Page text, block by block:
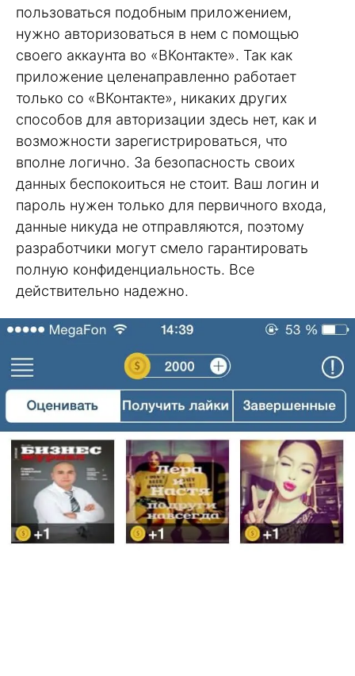
пользоваться подобным приложением,
нужно авторизоваться в нем с помощью
своего аккаунта во «ВКонтакте». Так как
приложение целенаправленно работает
только со «ВКонтакте», никаких других
способов для авторизации здесь нет, как и
возможности зарегистрироваться, что
вполне логично. За безопасность своих
данных беспокоиться не стоит. Ваш логин и
пароль нужен только для первичного входа,
данные никуда не отправляются, поэтому
разработчики могут смело гарантировать
полную конфиденциальность. Все
действительно надежно.